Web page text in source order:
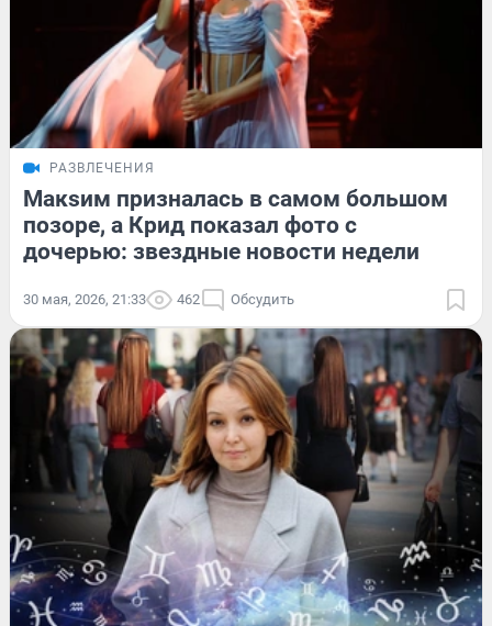
РАЗВЛЕЧЕНИЯ
Макsим призналась в самом большом
позоре, а Крид показал фото с
дочерью: звездные новости недели
30 мая, 2026, 21:33 462 Обсудить